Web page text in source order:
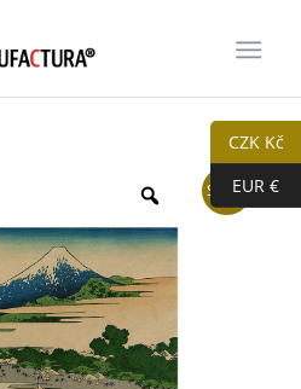
Sleva!
CZK Kč
EUR €